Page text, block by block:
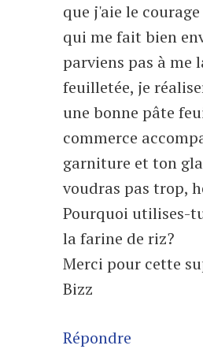
que j'aie le
qui me fait bien
parviens pas à me
feuilletée, je
une bonne pâte
commerce
garniture et ton
voudras pas trop,
Pourquoi utilises-
la farine de riz?
Merci pour cette
Bizz
Répondre